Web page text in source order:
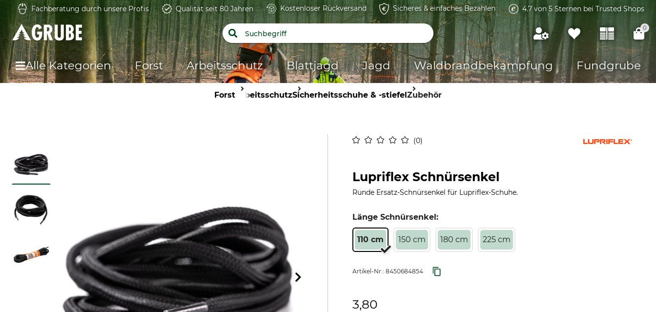
Fachberatung durch unsere Profis Qualität seit 80 Jahren Kostenloser Rückversand Sicheres & einfaches Bezahlen 4.7 von 5 Sternen bei Trusted Shops
0
Alle Kategorien Forst Arbeitsschutz Blattjagd Jagd Waldbrandbekämpfung Fundgrube
Forst ArbeitsschutzSicherheitsschuhe & -stiefelZubehör
0
Lupriflex Schnürsenkel
Runde Ersatz-Schnürsenkel für Lupriflex-Schuhe.
Länge Schnürsenkel:
110 cm 150 cm 180 cm 225 cm
Artikel-Nr.: 8450684854
3,80